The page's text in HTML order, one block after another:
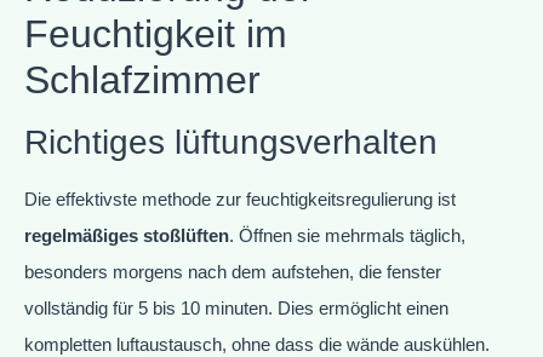
Feuchtigkeit im
Schlafzimmer
Richtiges lüftungsverhalten
Die effektivste methode zur feuchtigkeitsregulierung ist
regelmäßiges stoßlüften. Öffnen sie mehrmals täglich,
besonders morgens nach dem aufstehen, die fenster
vollständig für 5 bis 10 minuten. Dies ermöglicht einen
kompletten luftaustausch, ohne dass die wände auskühlen.